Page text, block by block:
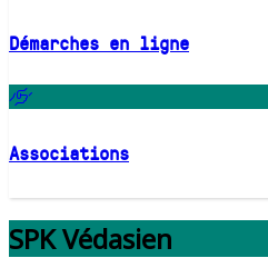
Démarches en ligne
Associations
SPK Védasien